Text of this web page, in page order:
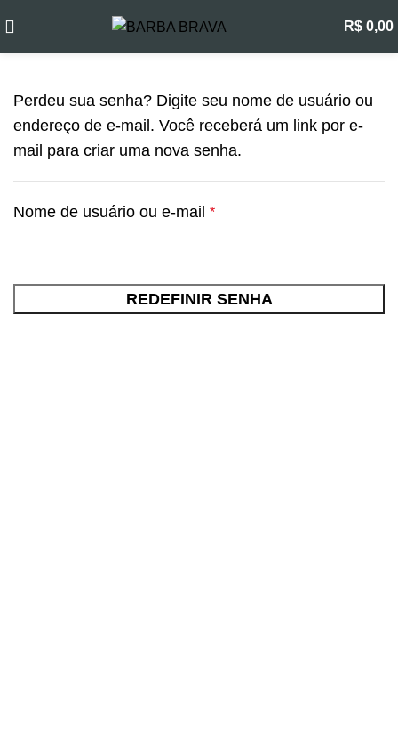
R$ 0,00
Minha conta
Perdeu sua senha? Digite seu nome de usuário ou
endereço de e-mail. Você receberá um link por e-
mail para criar uma nova senha.
Nome de usuário ou e-mail *
REDEFINIR SENHA